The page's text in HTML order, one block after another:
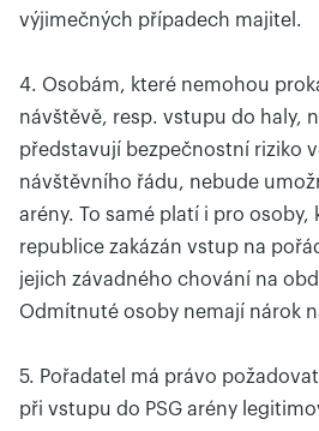
výjimečných případech majitel.
4. Osobám, které nemohou
návštěvě, resp. vstupu do haly,
představují bezpečnostní riziko
návštěvního řádu, nebude
arény. To samé platí i pro osoby,
republice zakázán vstup na
jejich závadného chování na
Odmítnuté osoby nemají nárok
5. Pořadatel má právo
při vstupu do PSG arény